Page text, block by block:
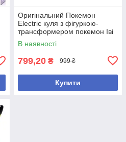
Оригінальний Покемон
Electric куля з фігуркою-
трансформером покемон Іві
пошкоджена коробка
В наявності
799,20 ₴ 999 ₴
Купити